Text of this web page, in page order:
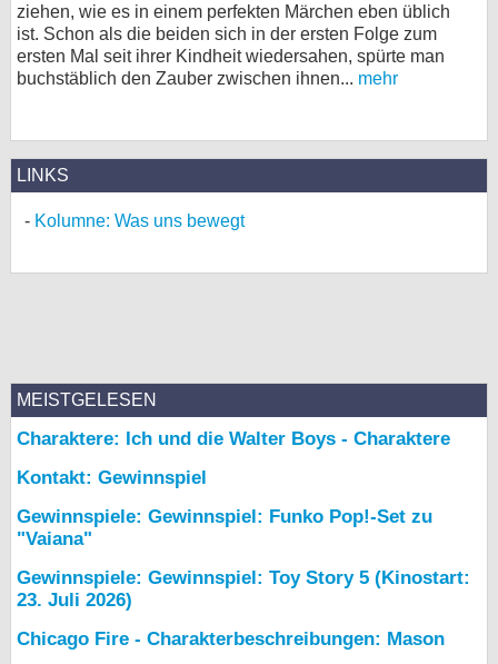
ziehen, wie es in einem perfekten Märchen eben üblich
ist. Schon als die beiden sich in der ersten Folge zum
ersten Mal seit ihrer Kindheit wiedersahen, spürte man
buchstäblich den Zauber zwischen ihnen... mehr
LINKS
Kolumne: Was uns bewegt
MEISTGELESEN
Charaktere: Ich und die Walter Boys - Charaktere
Kontakt: Gewinnspiel
Gewinnspiele: Gewinnspiel: Funko Pop!-Set zu
"Vaiana"
Gewinnspiele: Gewinnspiel: Toy Story 5 (Kinostart:
23. Juli 2026)
Chicago Fire - Charakterbeschreibungen: Mason
Desktop-Ansicht
myFanbase